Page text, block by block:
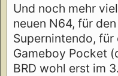
Und noch mehr
neuen N64, für
Supernintendo, für
Gameboy Pocket
BRD wohl erst im